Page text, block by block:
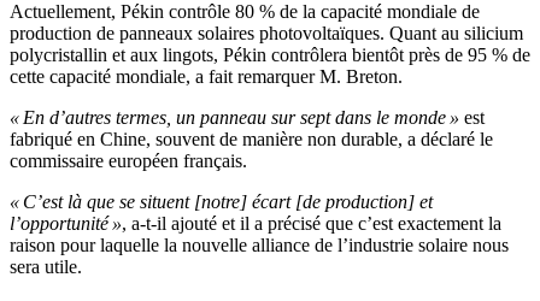
Actuellement, Pékin contrôle 80 % de la capacité mondiale de
production de panneaux solaires photovoltaïques. Quant au silicium
polycristallin et aux lingots, Pékin contrôlera bientôt près de 95 % de
cette capacité mondiale, a fait remarquer M. Breton.
« En d’autres termes, un panneau sur sept dans le monde » est
fabriqué en Chine, souvent de manière non durable, a déclaré le
commissaire européen français.
« C’est là que se situent [notre] écart [de production] et
l’opportunité », a-t-il ajouté et il a précisé que c’est exactement la
raison pour laquelle la nouvelle alliance de l’industrie solaire nous
sera utile.